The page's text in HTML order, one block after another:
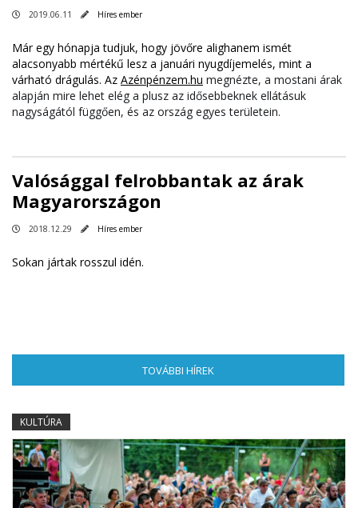
2019.06.11 Híres ember
Már egy hónapja tudjuk, hogy jövőre alighanem ismét
alacsonyabb mértékű lesz a januári nyugdíjemelés, mint a
várható drágulás. Az Azénpénzem.hu megnézte, a mostani árak
alapján mire lehet elég a plusz az idősebbeknek ellátásuk
nagyságától függően, és az ország egyes területein.
Valósággal felrobbantak az árak
Magyarországon
2018.12.29 Híres ember
Sokan jártak rosszul idén.
TOVÁBBI HÍREK
KULTÚRA